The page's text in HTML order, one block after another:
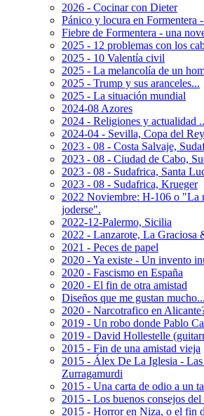
2026 - Cocinar con Dieter
Pánico y locura en Formentera
Fiebre de Formentera - una
2025 - 12 problemas con los
2025 - 10 Valentía civil
2025 - La melancolía de un
2025 - Trump y sus aranceles...
2025 - La situación mundial
2024-08 Azores
2024 - Religiones y actualidad
2024-04 - Sevilla, Copa del
2023 - 08 - Costa Salvaje,
2023 - 08 - Ciudad de Cabo,
2023 - 08 - Sudafrica, Santa
2023 - 08 - Sudafrica, Krueger
2022 Noviembre: H-106 o "La
joderse".
2022-12-Palermo, Sicilia
2022 - Lanzarote, La Graciosa
2021 - Peces de papel
2020 - Ya existe - Un invento
2020 - Fascismo en España
2020 - El fin de otra amistad
Diseños que me gustan mucho...
2020 - Narcotrafico en
2019 - Un robo donde Pablo
2019 - David Hollestelle
2015 - Fin de una amistad vieja
2015 - Álex De La Iglesia - Las
Zurragamurdi
2015 - Una carta de odio a un
2015 - Los buenos consejos
2015 - Horror en Niza, o el fin